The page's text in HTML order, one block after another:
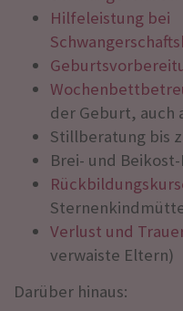
Hilfeleistung bei
der Geburt, auch
Stillberatung bis
Brei- und
Verlust und
verwaiste Eltern)
Darüber hinaus: